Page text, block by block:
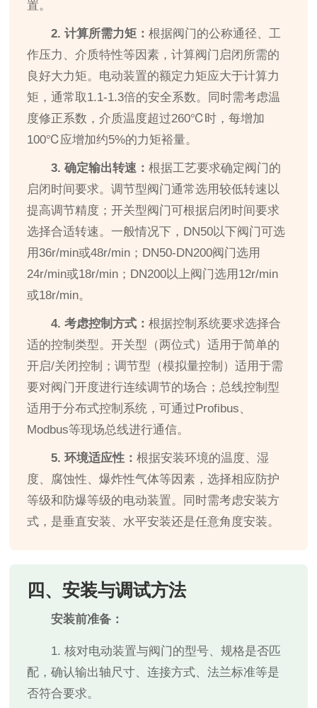
置。
2. 计算所需力矩：根据阀门的公称通径、工
作压力、介质特性等因素，计算阀门启闭所需的
良好大力矩。电动装置的额定力矩应大于计算力
矩，通常取1.1-1.3倍的安全系数。同时需考虑温
度修正系数，介质温度超过260℃时，每增加
100℃应增加约5%的力矩裕量。
3. 确定输出转速：根据工艺要求确定阀门的
启闭时间要求。调节型阀门通常选用较低转速以
提高调节精度；开关型阀门可根据启闭时间要求
选择合适转速。一般情况下，DN50以下阀门可选
用36r/min或48r/min；DN50-DN200阀门选用
24r/min或18r/min；DN200以上阀门选用12r/min
或18r/min。
4. 考虑控制方式：根据控制系统要求选择合
适的控制类型。开关型（两位式）适用于简单的
开启/关闭控制；调节型（模拟量控制）适用于需
要对阀门开度进行连续调节的场合；总线控制型
适用于分布式控制系统，可通过Profibus、
Modbus等现场总线进行通信。
5. 环境适应性：根据安装环境的温度、湿
度、腐蚀性、爆炸性气体等因素，选择相应防护
等级和防爆等级的电动装置。同时需考虑安装方
式，是垂直安装、水平安装还是任意角度安装。
四、安装与调试方法
安装前准备：
1. 核对电动装置与阀门的型号、规格是否匹
配，确认输出轴尺寸、连接方式、法兰标准等是
否符合要求。